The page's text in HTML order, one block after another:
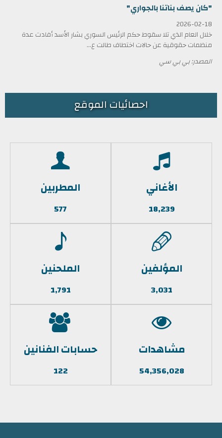
"كان يصف بناتنا بالجواري"
2026-02-18
خلال العام الذي تلا سقوط حكم الرئيس السوري بشار الأسد أفادت عدة
منظمات حقوقية عن حالات اختطاف طالت ع...
المصدر: بي بي سي
احصائيات الموقع
الأغاني
18,239
المطربين
577
المؤلفين
3,031
الملحنين
1,791
مشاهدات
54,356,028
حسابات الفنانين
122